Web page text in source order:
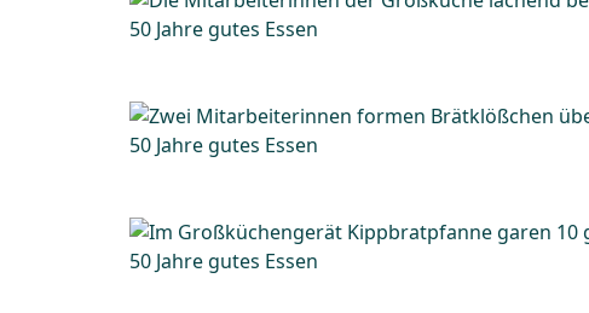
50 Jahre gutes Essen
50 Jahre gutes Essen
50 Jahre gutes Essen